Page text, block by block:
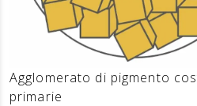
Agglomerato di pigmento
primarie